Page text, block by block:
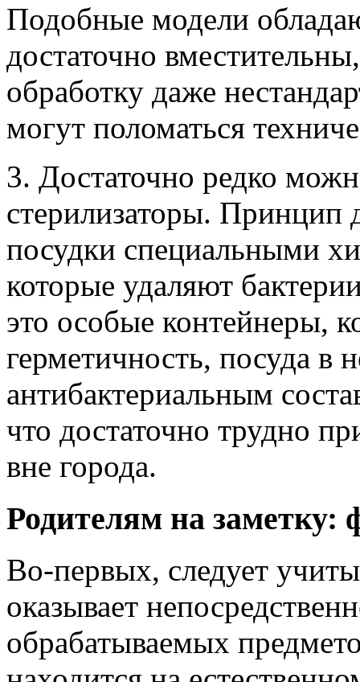
Подобные модели
достаточно
обработку даже
могут поломаться
3. Достаточно редко
стерилизаторы. Принцип
посудки специальными
которые удаляют
это особые контейнеры,
герметичность, посуда в
антибактериальным
что достаточно трудно
вне города.
Родителям на заметку:
Во-первых, следует
оказывает
обрабатываемых